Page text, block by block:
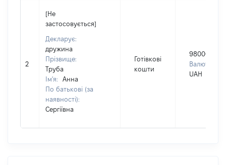
2
[Не
застосовується]
Декларує:
дружина
Прізвище:
Труба
Ім'я:
Анна
По батькові (за
наявності):
Сергіївна
Готівкові
кошти
980000
Валюта:
UAH